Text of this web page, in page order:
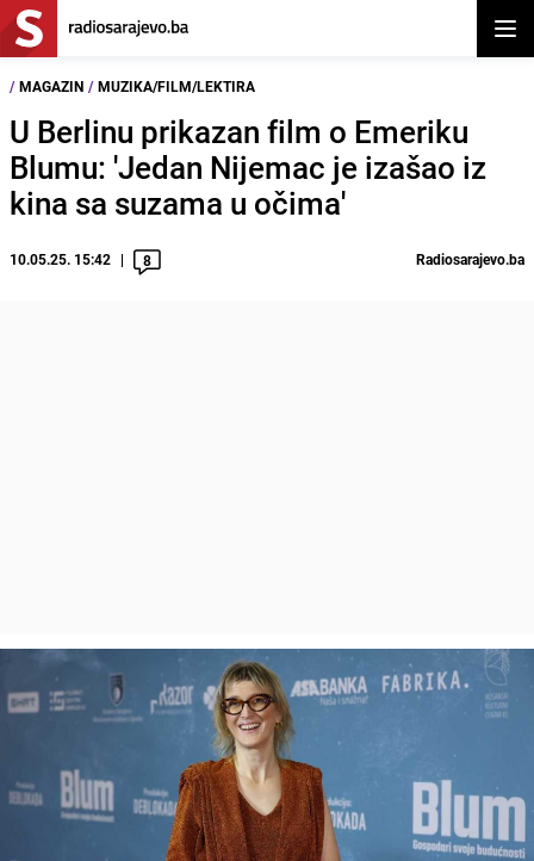
/ MAGAZIN / MUZIKA/FILM/LEKTIRA
U Berlinu prikazan film o Emeriku
Blumu: 'Jedan Nijemac je izašao iz
kina sa suzama u očima'
10.05.25. 15:42 8 Radiosarajevo.ba